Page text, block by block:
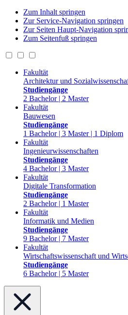
Zum Inhalt springen
Zur Service-Navigation springen
Zur Seiten Haupt-Navigation
Zum Seitenfuß springen
Fakultät
Architektur und
Studiengänge
2 Bachelor | 2 Master
Fakultät
Bauwesen
Studiengänge
1 Bachelor | 3 Master | 1 Diplom
Fakultät
Ingenieurwissenschaften
Studiengänge
4 Bachelor | 3 Master
Fakultät
Digitale Transformation
Studiengänge
2 Bachelor | 1 Master
Fakultät
Informatik und Medien
Studiengänge
9 Bachelor | 7 Master
Fakultät
Wirtschaftswissenschaft und
Studiengänge
6 Bachelor | 5 Master